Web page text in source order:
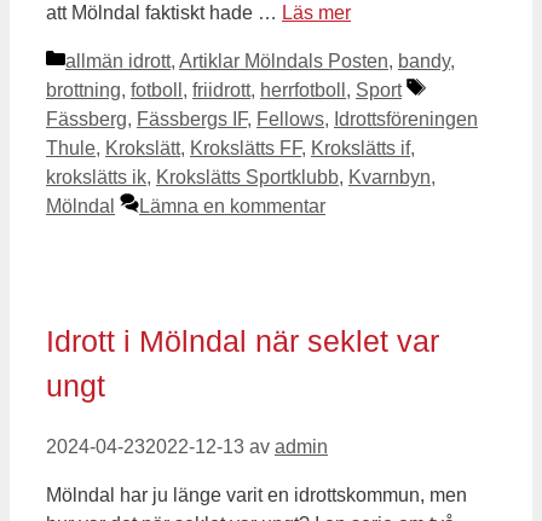
att Mölndal faktiskt hade … Läs mer
Kategorier
allmän idrott, Artiklar Mölndals Posten, bandy,
brottning, fotboll , friidrott, herrfotboll , Sport
Etiketter
Fässberg, Fässbergs IF, Fellows, Idrottsföreningen
Thule, Krokslätt, Krokslätts FF, Krokslätts if,
krokslätts ik, Krokslätts Sportklubb, Kvarnbyn,
Mölndal
Lämna en kommentar
Idrott i Mölndal när seklet var
ungt
2024-04-232022-12-13 av admin
Mölndal har ju länge varit en idrottskommun, men